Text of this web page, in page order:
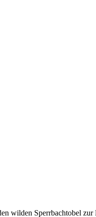
wilden Sperrbachtobel